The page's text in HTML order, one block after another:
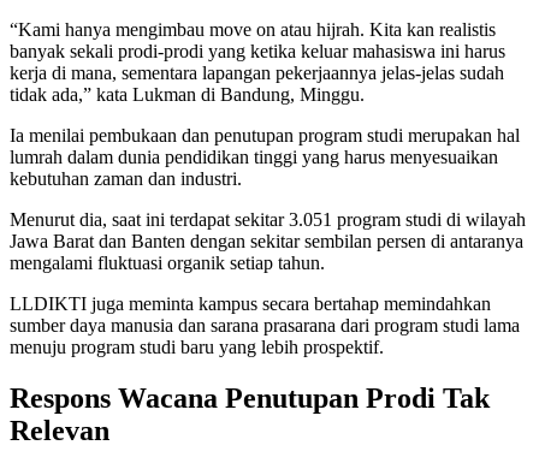
“Kami hanya mengimbau move on atau hijrah. Kita kan realistis
banyak sekali prodi-prodi yang ketika keluar mahasiswa ini harus
kerja di mana, sementara lapangan pekerjaannya jelas-jelas sudah
tidak ada,” kata Lukman di Bandung, Minggu.
Ia menilai pembukaan dan penutupan program studi merupakan hal
lumrah dalam dunia pendidikan tinggi yang harus menyesuaikan
kebutuhan zaman dan industri.
Menurut dia, saat ini terdapat sekitar 3.051 program studi di wilayah
Jawa Barat dan Banten dengan sekitar sembilan persen di antaranya
mengalami fluktuasi organik setiap tahun.
LLDIKTI juga meminta kampus secara bertahap memindahkan
sumber daya manusia dan sarana prasarana dari program studi lama
menuju program studi baru yang lebih prospektif.
Respons Wacana Penutupan Prodi Tak
Relevan